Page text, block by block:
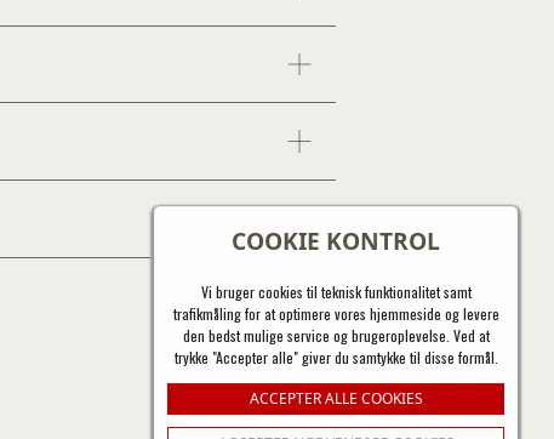
COOKIE KONTROL
Vi bruger cookies til teknisk funktionalitet samt
trafikmåling for at optimere vores hjemmeside og levere
den bedst mulige service og brugeroplevelse. Ved at
trykke "Accepter alle" giver du samtykke til disse formål.
ACCEPTER ALLE COOKIES